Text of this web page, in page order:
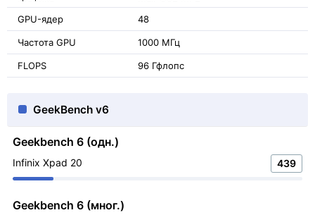
GPU-ядер 48
Частота GPU 1000 МГц
FLOPS 96 Гфлопс
GeekBench v6
Geekbench 6 (одн.)
Infinix Xpad 20 439
Geekbench 6 (мног.)